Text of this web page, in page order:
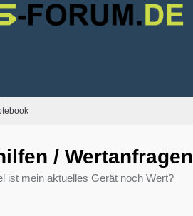
/ Wertanfragen
ist mein aktuelles Gerät noch Wert?